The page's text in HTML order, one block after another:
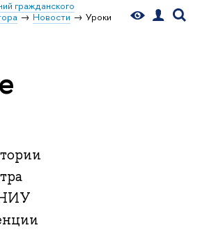
гражданского
Новости
Уроки
НИУ